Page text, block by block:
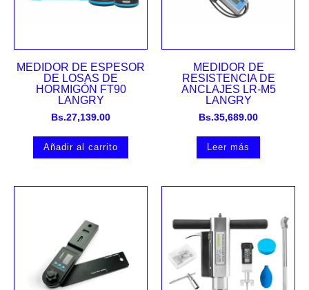
MEDIDOR DE ESPESOR
DE LOSAS DE
HORMIGÓN FT90
LANGRY
Bs.27,139.00
Añadir al carrito
MEDIDOR DE
RESISTENCIA DE
ANCLAJES LR-M5
LANGRY
Bs.35,689.00
Leer más